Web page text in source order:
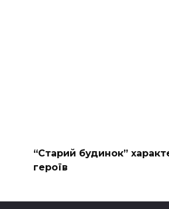
“Старий будинок”
героїв